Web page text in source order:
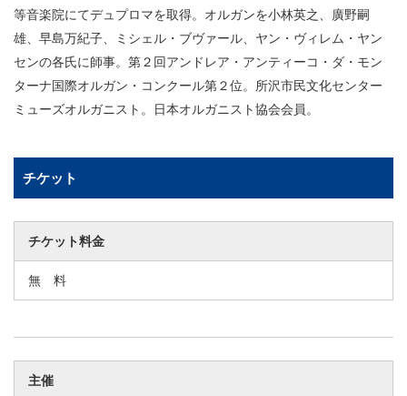
等音楽院にてデュプロマを取得。オルガンを小林英之、廣野嗣
雄、早島万紀子、ミシェル・ブヴァール、ヤン・ヴィレム・ヤン
センの各氏に師事。第２回アンドレア・アンティーコ・ダ・モン
ターナ国際オルガン・コンクール第２位。所沢市民文化センター
ミューズオルガニスト。日本オルガニスト協会会員。
チケット
チケット料金
無 料
主催